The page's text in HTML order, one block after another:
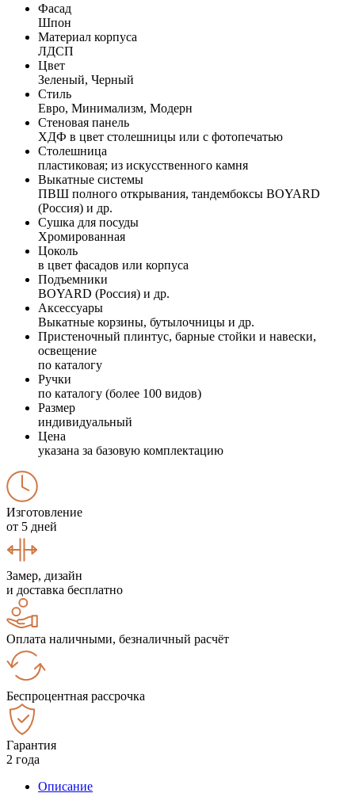
Фасад
Шпон
Материал корпуса
ЛДСП
Цвет
Зеленый, Черный
Стиль
Евро, Минимализм, Модерн
Стеновая панель
ХДФ в цвет столешницы или с фотопечатью
Столешница
пластиковая; из искусственного камня
Выкатные системы
ПВШ полного открывания, тандембоксы BOYARD
(Россия) и др.
Сушка для посуды
Хромированная
Цоколь
в цвет фасадов или корпуса
Подъемники
BOYARD (Россия) и др.
Аксессуары
Выкатные корзины, бутылочницы и др.
Пристеночный плинтус, барные стойки и навески,
освещение
по каталогу
Ручки
по каталогу (более 100 видов)
Размер
индивидуальный
Цена
указана за базовую комплектацию
Изготовление
от 5 дней
Замер, дизайн
и доставка бесплатно
Оплата наличными, безналичный расчёт
Беспроцентная рассрочка
Гарантия
2 года
Описание